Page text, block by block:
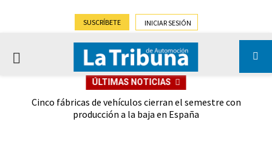
SUSCRÍBETE INICIAR SESIÓN
PRIMARY
ÚLTIMAS NOTICIAS
Cinco fábricas de vehículos cierran el semestre con
producción a la baja en España